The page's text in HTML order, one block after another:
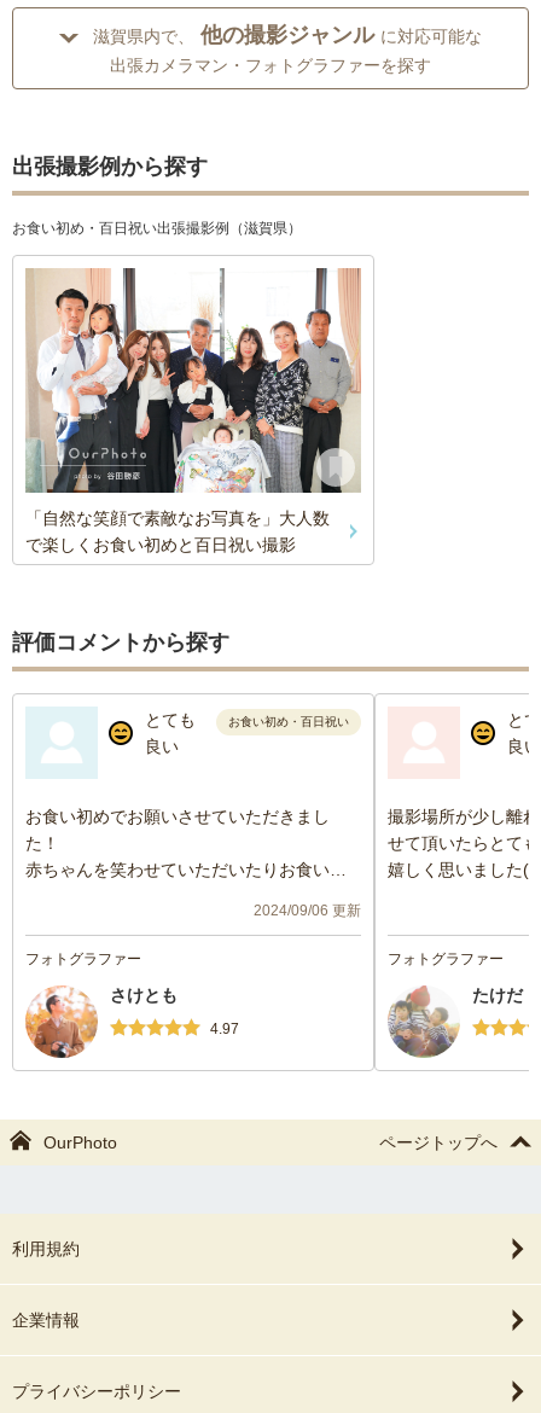
滋賀県内で、 他の撮影ジャンル に対応可能な
出張カメラマン・フォトグラファーを探す
出張撮影例から探す
お食い初め・百日祝い出張撮影例（滋賀県）
「自然な笑顔で素敵なお写真を」大人数
で楽しくお食い初めと百日祝い撮影
評価コメントから探す
とても
良い
お食い初め・百日祝い
お食い初めでお願いさせていただきまし
た！
赤ちゃんを笑わせていただいたりお食い初
ました。また優しい人柄で和やかな雰囲気
の方で安心できました。
2024/09/06 更新
フォトグラファー
さけとも
4.97
と
良い
撮影場所が少し離
せて頂いたらとて
嬉しく思いました
日も楽しく和やか
マンさんで、娘も
ました♡また機会
します(*ᴗˬᴗ)⁾おす
フォトグラファー
たけだ
OurPhoto ページトップへ
利用規約
企業情報
プライバシーポリシー